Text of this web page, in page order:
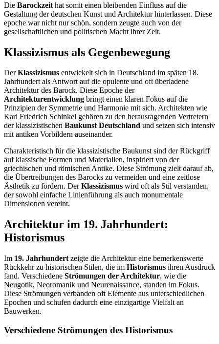
Die Barockzeit hat somit einen bleibenden Einfluss auf die
Gestaltung der deutschen Kunst und Architektur hinterlassen. Diese
epoche war nicht nur schön, sondern zeugte auch von der
gesellschaftlichen und politischen Macht ihrer Zeit.
Klassizismus als Gegenbewegung
DerKlassizismus entwickelt sich in Deutschland im späten 18.
Jahrhundert als Antwort auf die opulente und oft überladene
Architektur des Barock. Diese Epoche der
Architekturentwicklung bringt einen klaren Fokus auf die
Prinzipien der Symmetrie und Harmonie mit sich. Architekten wie
Karl Friedrich Schinkel gehören zu den herausragenden Vertretern
der klassizistischen Baukunst Deutschland und setzen sich intensiv
mit antiken Vorbildern auseinander.
Charakteristisch für die klassizistische Baukunst sind der Rückgriff
auf klassische Formen und Materialien, inspiriert von der
griechischen und römischen Antike. Diese Strömung zielt darauf ab,
die Übertreibungen des Barocks zu vermeiden und eine zeitlose
Ästhetik zu fördern. DerKlassizismus wird oft als Stil verstanden,
der sowohl einfache Linienführung als auch monumentale
Dimensionen vereint.
Architektur im 19. Jahrhundert:
Historismus
Im 19. Jahrhundert zeigte die Architektur eine bemerkenswerte
Rückkehr zu historischen Stilen, die im Historismus ihren Ausdruck
fand. Verschiedene Strömungen der Architektur, wie die
Neugotik, Neoromanik und Neurenaissance, standen im Fokus.
Diese Strömungen verbanden oft Elemente aus unterschiedlichen
Epochen und schufen dadurch eine einzigartige Vielfalt an
Bauwerken.
Verschiedene Strömungen des Historismus